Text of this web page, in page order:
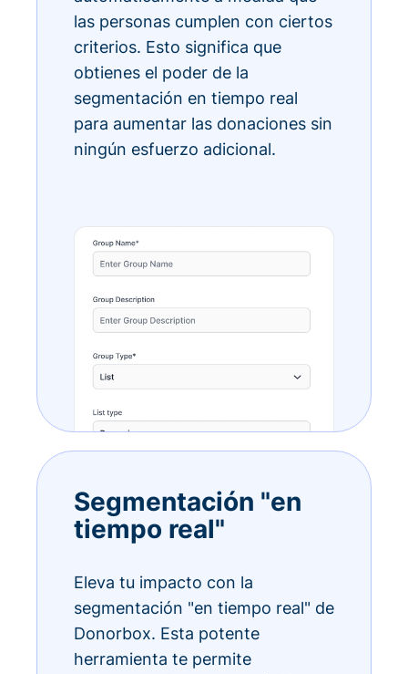
las personas cumplen con ciertos
criterios. Esto significa que
obtienes el poder de la
segmentación en tiempo real
para aumentar las donaciones sin
ningún esfuerzo adicional.
Segmentación "en
tiempo real"
Eleva tu impacto con la
segmentación "en tiempo real" de
Donorbox. Esta potente
herramienta te permite